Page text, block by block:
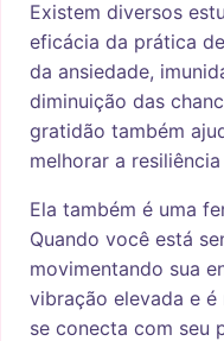
Existem diversos
eficácia da prática
da ansiedade,
diminuição das
gratidão também
melhorar a
Ela também é uma
Quando você está
movimentando sua
vibração elevada e
se conecta com seu